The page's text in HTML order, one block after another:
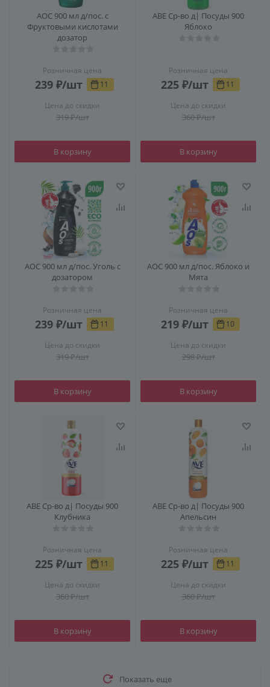
АОС 900 мл д/пос. с
Фруктовыми кислотами
дозатор
Розничная цена
239 ₽/шт 11
Цена до скидки
319₽/шт
В корзину
АВЕ Ср-во д| Посуды 900
Яблоко
Розничная цена
225 ₽/шт 11
Цена до скидки
360₽/шт
В корзину
АОС 900 мл д/пос. Уголь с
дозатором
Розничная цена
239 ₽/шт 11
Цена до скидки
319₽/шт
В корзину
АОС 900 мл д/пос. Яблоко и
Мята
Розничная цена
219 ₽/шт 10
Цена до скидки
298₽/шт
В корзину
АВЕ Ср-во д| Посуды 900
Клубника
Розничная цена
225 ₽/шт 11
Цена до скидки
360₽/шт
В корзину
АВЕ Ср-во д| Посуды 900
Апельсин
Розничная цена
225 ₽/шт 11
Цена до скидки
360₽/шт
В корзину
Показать еще